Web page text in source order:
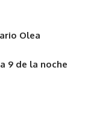
Olea
9 de la noche